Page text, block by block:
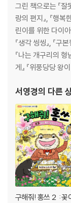
그린 책으로는 『잘
랑의 편지』, 『행
린이를 위한 다이아
『생각 씽씽』, 『구
『나는 개구리의 형
게』 『위풍당당 왕
서영경의 다른
구해줘! 홍쓰２ : 꽃